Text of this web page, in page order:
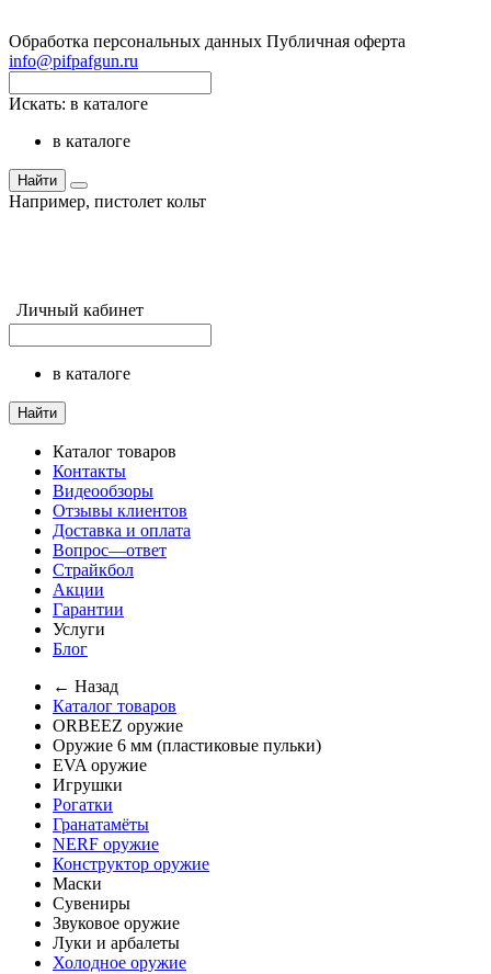
Обработка персональных данных Публичная оферта
info@pifpafgun.ru
Искать: в каталоге
в каталоге
Найти
Например, пистолет кольт
Личный кабинет
в каталоге
Найти
Каталог товаров
Контакты
Видеообзоры
Отзывы клиентов
Доставка и оплата
Вопрос—ответ
Страйкбол
Акции
Гарантии
Услуги
Блог
← Назад
Каталог товаров
ORBEEZ оружие
Оружие 6 мм (пластиковые пульки)
EVA оружие
Игрушки
Рогатки
Гранатамёты
NERF оружие
Конструктор оружие
Маски
Сувениры
Звуковое оружие
Луки и арбалеты
Холодное оружие